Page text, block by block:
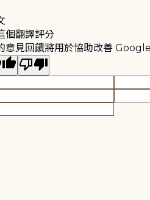
個翻譯評分
意見回饋將用於協助改善